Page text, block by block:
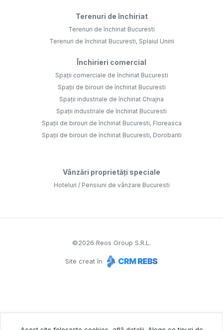
Terenuri de închiriat
Terenuri de închiriat Bucuresti
Terenuri de închiriat Bucuresti, Splaiul Unirii
Închirieri comercial
Spații comerciale de închiriat Bucuresti
Spații de birouri de închiriat Bucuresti
Spații industriale de închiriat Chiajna
Spații industriale de închiriat Bucuresti
Spații de birouri de închiriat Bucuresti, Floreasca
Spații de birouri de închiriat Bucuresti, Dorobanti
Vânzări proprietăți speciale
Hoteluri / Pensiuni de vânzare Bucuresti
©2026 Reos Group S.R.L.
Site creat în